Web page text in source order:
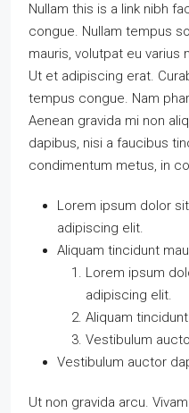
Nullam this is a link nibh
congue. Nullam tempus
mauris, volutpat eu varius
Ut et adipiscing erat.
tempus congue. Nam
Aenean gravida mi non
dapibus, nisi a faucibus
condimentum metus, in
Lorem ipsum dolor
adipiscing elit.
Aliquam tincidunt
Lorem ipsum
adipiscing elit.
Aliquam
Vestibulum
Vestibulum auctor
Ut non gravida arcu.